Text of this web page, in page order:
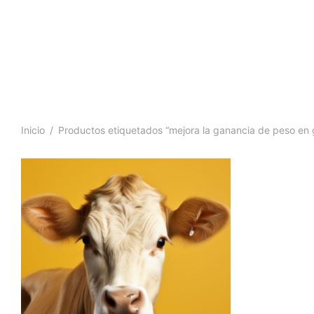
Inicio / Productos etiquetados “mejora la ganancia de peso en